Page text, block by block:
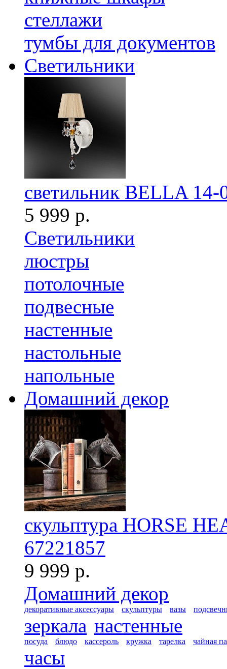
стеллажи
тумбы для документов
Светильники
светильник BELLA
5 999 р.
Светильники
люстры
потолочные
подвесные
настенные
настольные
напольные
Домашний декор
скульптура HORSE
67221857
9 999 р.
Домашний декор
декоративные аксессуары скульптуры вазы
зеркала настенные
посуда блюдо кассероль кружка тарелка чайная
часы